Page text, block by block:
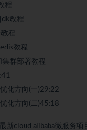
程
教程
程
教程
群部署教程
化方向(一)29:22
化方向(二)45:18
新cloud alibaba微服务项